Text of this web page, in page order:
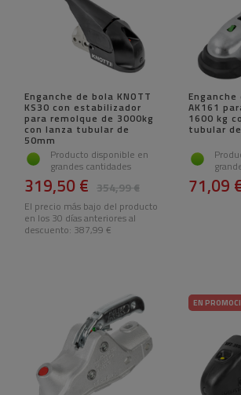
Enganche de bola KNOTT
KS30 con estabilizador
para remolque de 3000kg
con lanza tubular de
50mm
Producto disponible en
grandes cantidades
354,99 €
319,50 €
El precio más bajo del producto
en los 30 días anteriores al
descuento: 387,99 €
Enganche
AK161
1600 kg
tubular
71,09
EN